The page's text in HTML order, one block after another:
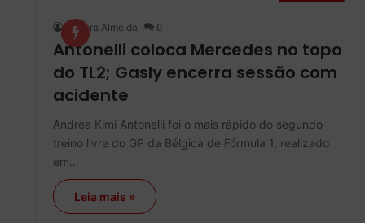
Debora Almeida 0
Antonelli coloca Mercedes no topo
do TL2; Gasly encerra sessão com
acidente
Andrea Kimi Antonelli foi o mais rápido do segundo
treino livre do GP da Bélgica de Fórmula 1, realizado
em…
Leia mais »